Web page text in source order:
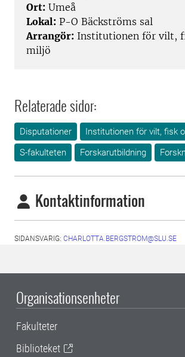
Ort: Umeå
Lokal: P-O Bäckströms sal
Arrangör: Institutionen för vilt,
miljö
Relaterade sidor:
Disputationer
Institutionen för vilt, fisk
S-fakulteten
Forskarutbildning
Kontaktinformation
SIDANSVARIG: CHARLOTTA.BERGSTROM@SLU.SE
Organisationsenheter
Fakulteter
Biblioteket